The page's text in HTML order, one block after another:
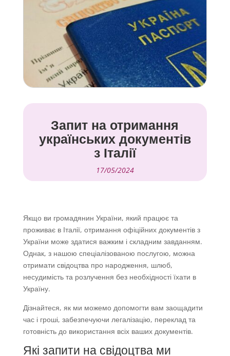
Запит на отримання
українських документів
з Італії
17/05/2024
Якщо ви громадянин України, який працює та
проживає в Італії, отримання офіційних документів з
України може здатися важким і складним завданням.
Однак, з нашою спеціалізованою послугою, можна
отримати свідоцтва про народження, шлюб,
несудимість та розлучення без необхідності їхати в
Україну.
Дізнайтеся, як ми можемо допомогти вам заощадити
час і гроші, забезпечуючи легалізацію, переклад та
готовність до використання всіх ваших документів.
Які запити на свідоцтва ми